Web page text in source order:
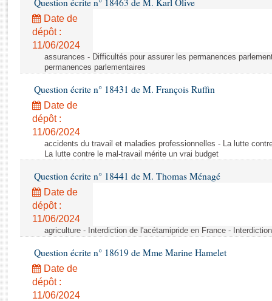
Rapports d'enquête
Rapports législatifs
Rapports sur l'application des lois
Baromètre de l’application des lois
Budget et sécurité sociale
Questions écrites et orales
Comptes rendus des débats
Question écrite n° 18463 de M. Karl Olive
Date de
dépôt :
11/06/2024
assurances - Difficultés pour assurer les permanences
permanences parlementaires
Question écrite n° 18431 de M. François Ruffin
Date de
dépôt :
11/06/2024
accidents du travail et maladies professionnelles - La lutte
La lutte contre le mal-travail mérite un vrai budget
Question écrite n° 18441 de M. Thomas Ménagé
Date de
dépôt :
11/06/2024
agriculture - Interdiction de l'acétamipride en France -
Question écrite n° 18619 de Mme Marine Hamelet
Date de
dépôt :
11/06/2024